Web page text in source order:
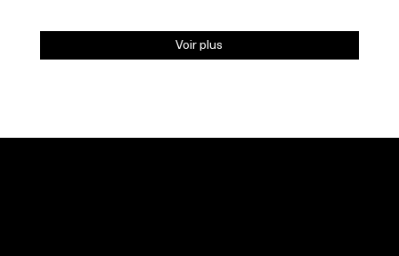
Voir plus